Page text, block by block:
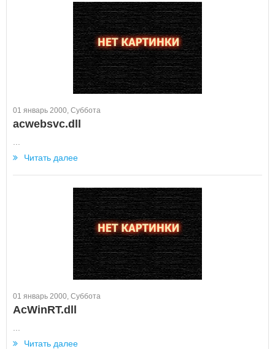
01 январь 2000, Суббота
acwebsvc.dll
Читать далее
01 январь 2000, Суббота
AcWinRT.dll
Читать далее